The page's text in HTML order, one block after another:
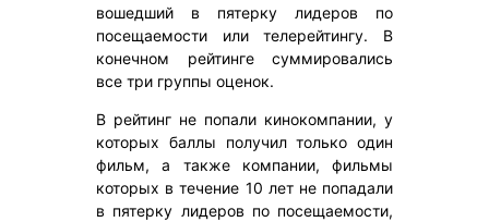
вошедший в пятерку лидеров по
посещаемости или телерейтингу. В
конечном рейтинге суммировались
все три группы оценок.
В рейтинг не попали кинокомпании, у
которых баллы получил только один
фильм, а также компании, фильмы
которых в течение 10 лет не попадали
в пятерку лидеров по посещаемости,